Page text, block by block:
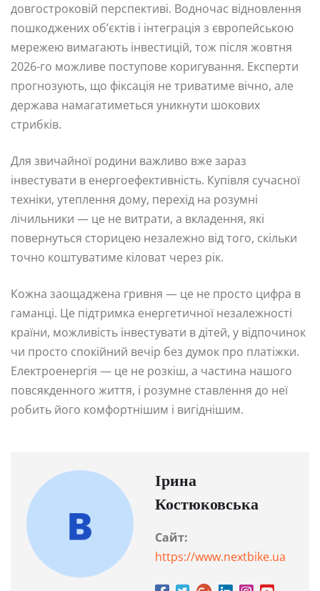
довгостроковій перспективі. Водночас відновлення
пошкоджених об’єктів і інтеграція з європейською
мережею вимагають інвестицій, тож після жовтня
2026-го можливе поступове коригування. Експерти
прогнозують, що фіксація не триватиме вічно, але
держава намагатиметься уникнути шокових
стрибків.
Для звичайної родини важливо вже зараз
інвестувати в енергоефективність. Купівля сучасної
техніки, утеплення дому, перехід на розумні
лічильники — це не витрати, а вкладення, які
повернуться сторицею незалежно від того, скільки
точно коштуватиме кіловат через рік.
Кожна заощаджена гривня — це не просто цифра в
гаманці. Це підтримка енергетичної незалежності
країни, можливість інвестувати в дітей, у відпочинок
чи просто спокійний вечір без думок про платіжки.
Електроенергія — це не розкіш, а частина нашого
повсякденного життя, і розумне ставлення до неї
робить його комфортнішим і вигіднішим.
Ірина
Костюковська
Сайт:
https://www.nextbike.ua